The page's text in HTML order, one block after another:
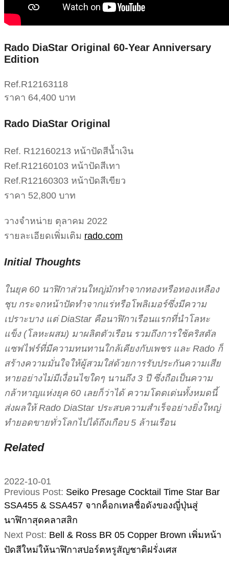
Rado DiaStar Original 60-Year Anniversary
Edition
Ref.R12163118
ราคา 64,400 บาท
Rado DiaStar Original
Ref. R12160213 หน้าปัดสีน้ำเงิน
Ref.R12160103 หน้าปัดสีเทา
Ref.R12160303 หน้าปัดสีเขียว
ราคา 52,800 บาท
วางจำหน่าย ตุลาคม 2022
รายละเอียดเพิ่มเติม rado.com
Initial Thoughts
ในยุค 60 นาฬิกาส่วนใหญ่มักทำจากทองหรือทองเหลือง
ชุบ กระจกหน้าปัดทำจากแร่หรือโพลิเมอร์ซึ่งมีความ
เปราะบาง แต่ DiaStar คือนาฬิกาเรือนแรกที่นำโลหะ
แข็ง (โลหะผสม) มาผลิตตัวเรือน รวมถึงการใช้คริสตัล
แซฟไฟร์ที่มีความทนทานใกล้เคียงกับเพชร และ Rado ก็
สร้างความมั่นใจให้ผู้สวมใส่ด้วยการรับประกันความเสีย
หายอย่างไม่มีเงื่อนไขใดๆ นานถึง 3 ปี ซึ่งถือเป็นความ
กล้าหาญแห่งยุค 60 เลยก็ว่าได้ ความโดดเด่นทั้งหมดนี้
ส่งผลให้ Rado DiaStar ประสบความสำเร็จอย่างยิ่งใหญ่
ทำยอดขายทั่วโลกไปได้ถึงเกือบ 5 ล้านเรือน
Related
2022-10-01
Previous Post: Seiko Presage Cocktail Time Star Bar
SSA455 & SSA457 จากค็อกเทลชื่อดังของญี่ปุ่นสู่
นาฬิกาสุดคลาสสิก
Next Post: Bell & Ross BR 05 Copper Brown เพิ่มหน้า
ปัดสีใหม่ให้นาฬิกาสปอร์ตหรูสัญชาติฝรั่งเศส